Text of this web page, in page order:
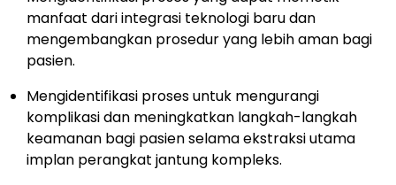
manfaat dari integrasi teknologi baru dan
mengembangkan prosedur yang lebih aman bagi
pasien.
Mengidentifikasi proses untuk mengurangi
komplikasi dan meningkatkan langkah-langkah
keamanan bagi pasien selama ekstraksi utama
implan perangkat jantung kompleks.